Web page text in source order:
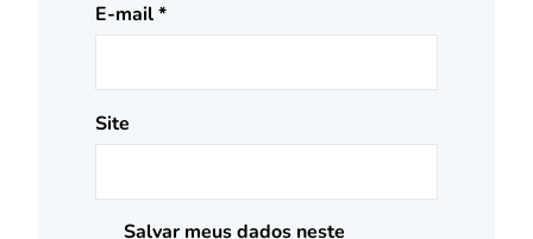
E-mail*
Site
Salvar meus dados neste